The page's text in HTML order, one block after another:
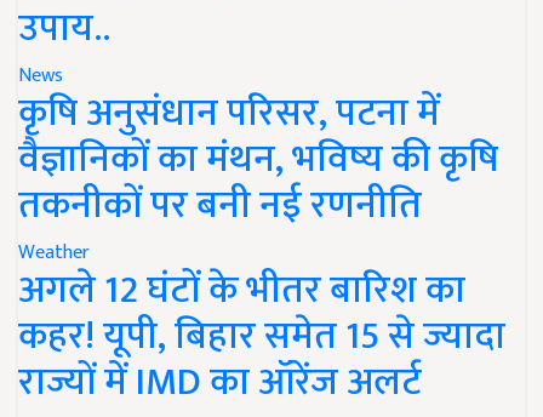
उपाय..
News
कृषि अनुसंधान परिसर, पटना में
वैज्ञानिकों का मंथन, भविष्य की कृषि
तकनीकों पर बनी नई रणनीति
Weather
अगले 12 घंटों के भीतर बारिश का
कहर! यूपी, बिहार समेत 15 से ज्यादा
राज्यों में IMD का ऑरेंज अलर्ट